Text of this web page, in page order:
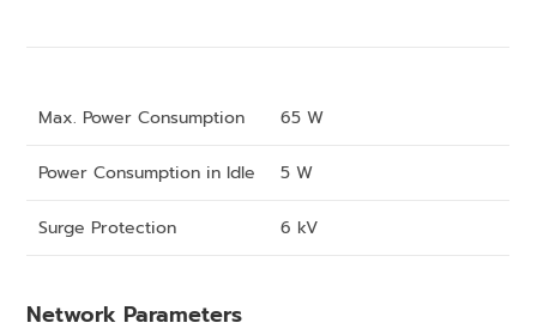
Max. Power Consumption 65 W
Power Consumption in Idle 5 W
Surge Protection 6 kV
Network Parameters